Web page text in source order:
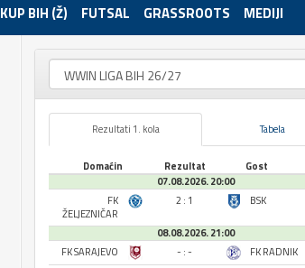
KUP BIH (Ž) FUTSAL GRASSROOTS MEDIJI
Rezultati 1. kola Tabela
Domaćin Rezultat
Gost
07.08.2026. 20:00
FK
ŽELJEZNIČAR
2 : 1 BSK
08.08.2026. 21:00
FK SARAJEVO
- : -
FK RADNIK